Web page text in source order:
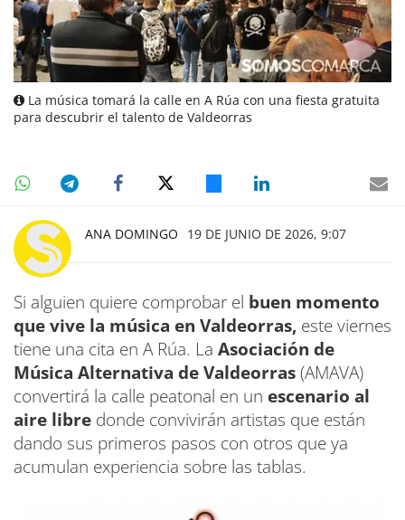
La música tomará la calle en A Rúa con una fiesta gratuita
para descubrir el talento de Valdeorras
ANA DOMINGO 19 DE JUNIO DE 2026, 9:07
Si alguien quiere comprobar el buen momento
que vive la música en Valdeorras, este viernes
tiene una cita en A Rúa. La Asociación de
Música Alternativa de Valdeorras(AMAVA)
convertirá la calle peatonal en un escenario al
aire libre donde convivirán artistas que están
dando sus primeros pasos con otros que ya
acumulan experiencia sobre las tablas.